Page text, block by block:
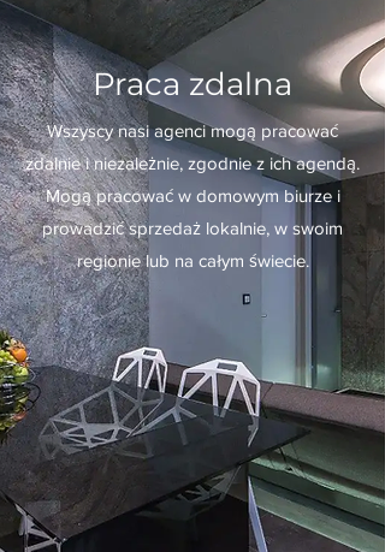
Praca zdalna
Wszyscy nasi agenci mogą pracować
zdalnie i niezależnie, zgodnie z ich agendą.
Mogą pracować w domowym biurze i
prowadzić sprzedaż lokalnie, w swoim
regionie lub na całym świecie.